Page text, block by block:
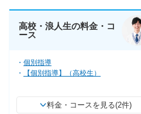
高校・浪人生の料金・コ
ース
個別指導
【個別指導】（高校生）
料金・コースを見る(2件)